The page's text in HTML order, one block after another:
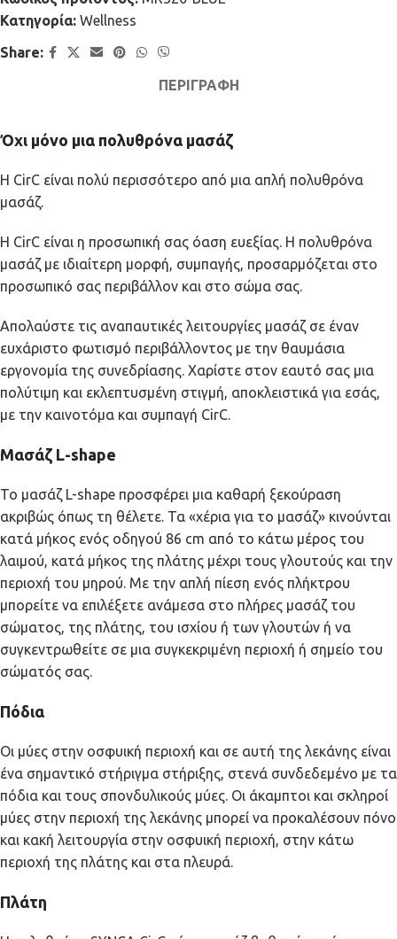
Κατηγορία: Wellness
Share:
ΠΕΡΙΓΡΑΦΉ
Όχι μόνο μια πολυθρόνα μασάζ
Η CirC είναι πολύ περισσότερο από μια απλή πολυθρόνα
μασάζ.
Η CirC είναι η προσωπική σας όαση ευεξίας. Η πολυθρόνα
μασάζ με ιδιαίτερη μορφή, συμπαγής, προσαρμόζεται στο
προσωπικό σας περιβάλλον και στο σώμα σας.
Απολαύστε τις αναπαυτικές λειτουργίες μασάζ σε έναν
ευχάριστο φωτισμό περιβάλλοντος με την θαυμάσια
εργονομία της συνεδρίασης. Χαρίστε στον εαυτό σας μια
πολύτιμη και εκλεπτυσμένη στιγμή, αποκλειστικά για εσάς,
με την καινοτόμα και συμπαγή CirC.
Μασάζ L-shape
Το μασάζ L-shape προσφέρει μια καθαρή ξεκούραση
ακριβώς όπως τη θέλετε. Τα «χέρια για το μασάζ» κινούνται
κατά μήκος ενός οδηγού 86 cm από το κάτω μέρος του
λαιμού, κατά μήκος της πλάτης μέχρι τους γλουτούς και την
περιοχή του μηρού. Με την απλή πίεση ενός πλήκτρου
μπορείτε να επιλέξετε ανάμεσα στο πλήρες μασάζ του
σώματος, της πλάτης, του ισχίου ή των γλουτών ή να
συγκεντρωθείτε σε μια συγκεκριμένη περιοχή ή σημείο του
σώματός σας.
Πόδια
Οι μύες στην οσφυική περιοχή και σε αυτή της λεκάνης είναι
ένα σημαντικό στήριγμα στήριξης, στενά συνδεδεμένο με τα
πόδια και τους σπονδυλικούς μύες. Οι άκαμπτοι και σκληροί
μύες στην περιοχή της λεκάνης μπορεί να προκαλέσουν πόνο
και κακή λειτουργία στην οσφυική περιοχή, στην κάτω
περιοχή της πλάτης και στα πλευρά.
Πλάτη